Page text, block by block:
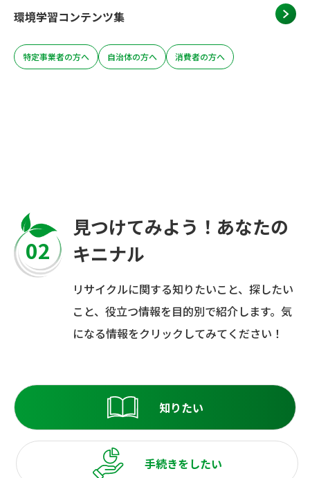
環境学習コンテンツ集
特定事業者の方へ 自治体の方へ 消費者の方へ
02
見つけてみよう！あなたの
キニナル
リサイクルに関する知りたいこと、探したい
こと、役立つ情報を目的別で紹介します。気
になる情報をクリックしてみてください！
知りたい
手続きをしたい